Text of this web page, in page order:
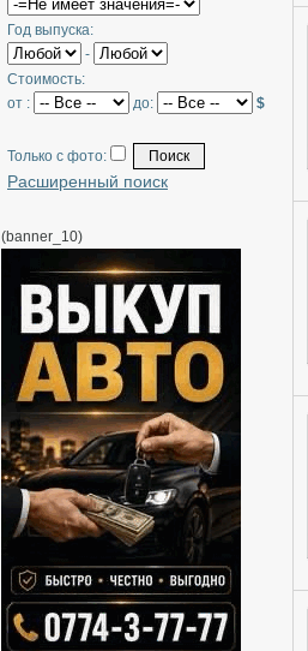
Год выпуска:
-
Стоимость:
от :
до: $
Только с фото:
Расширенный поиск
(banner_10)